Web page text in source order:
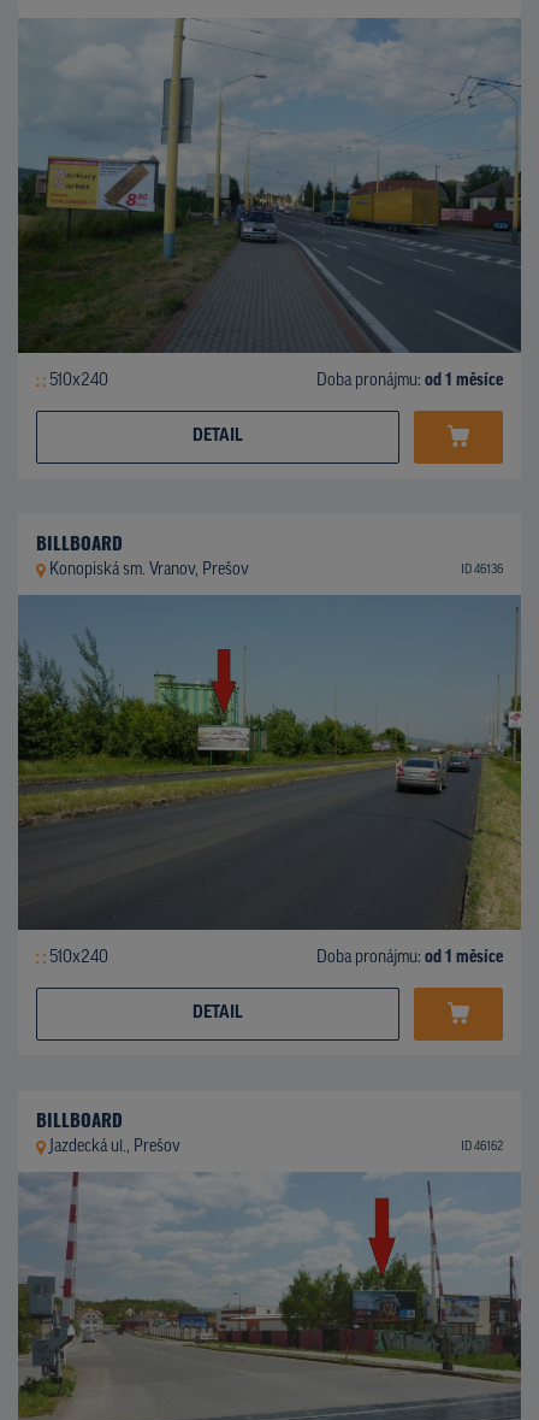
510x240 Doba pronájmu: od 1 měsíce
DETAIL
BILLBOARD
Konopiská sm. Vranov, Prešov ID 46136
510x240 Doba pronájmu: od 1 měsíce
DETAIL
BILLBOARD
Jazdecká ul., Prešov ID 46162